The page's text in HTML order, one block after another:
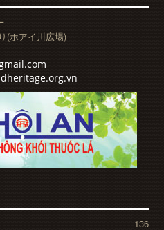
(ホアイ川広場)
136